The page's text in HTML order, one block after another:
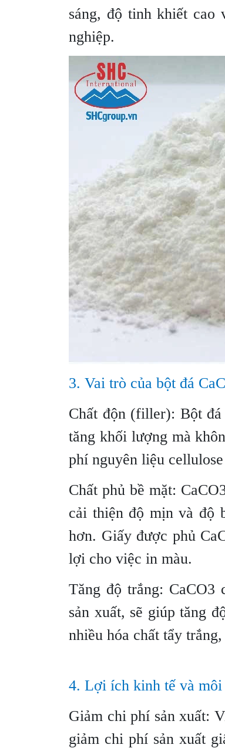
sáng, độ tinh khiết cao
nghiệp.
3. Vai trò của bột đá
Chất độn (filler): Bột
tăng khối lượng mà
phí nguyên liệu
Chất phủ bề mặt:
cải thiện độ mịn và độ
hơn. Giấy được phủ
lợi cho việc in màu.
Tăng độ trắng:
sản xuất, sẽ giúp tăng
nhiều hóa chất tẩy
4. Lợi ích kinh tế và
Giảm chi phí sản xuất:
giảm chi phí sản xuất